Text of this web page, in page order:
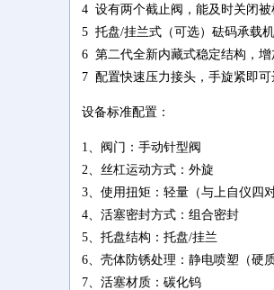
4 设有两个截止阀，能及时关闭
5 托盘/挂兰式（可选）砝码承载
6 第二代全新内藏式稳定结构，
7 配置快速压力接头，手旋紧即可
设备标准配置：
1、阀门：手动针型阀
2、丝杠运动方式：外旋
3、使用扭矩：轻量（与上自仪四
4、活塞密封方式：组合密封
5、托盘结构：托盘/挂兰
6、壳体防锈处理：静电喷塑（硬
7、活塞材质：碳化钨